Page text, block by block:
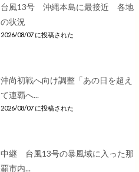
台風13号 沖縄本島に最接近 各地
の状況
2026/08/07 に投稿された
沖尚初戦へ向け調整「あの日を超え
て連覇へ...
2026/08/07 に投稿された
中継 台風13号の暴風域に入った那
覇市内...